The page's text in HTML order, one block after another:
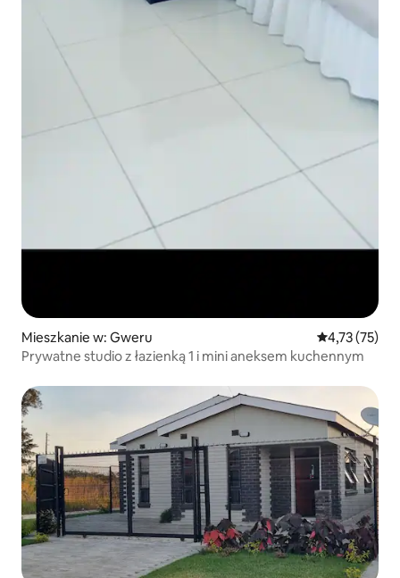
Mieszkanie w: Gweru Średnia
4,73 (75)
Prywatne studio z łazienką 1 i mini aneksem kuchennym